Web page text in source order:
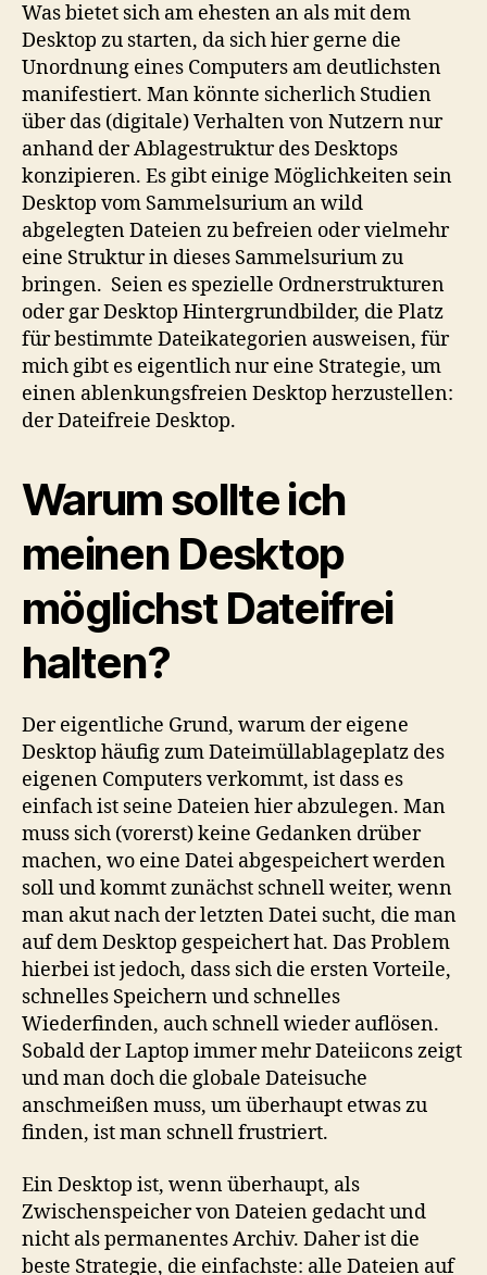
Was bietet sich am ehesten an als mit dem
Desktop zu starten, da sich hier gerne die
Unordnung eines Computers am deutlichsten
manifestiert. Man könnte sicherlich Studien
über das (digitale) Verhalten von Nutzern nur
anhand der Ablagestruktur des Desktops
konzipieren. Es gibt einige Möglichkeiten sein
Desktop vom Sammelsurium an wild
abgelegten Dateien zu befreien oder vielmehr
eine Struktur in dieses Sammelsurium zu
bringen. Seien es spezielle Ordnerstrukturen
oder gar Desktop Hintergrundbilder, die Platz
für bestimmte Dateikategorien ausweisen, für
mich gibt es eigentlich nur eine Strategie, um
einen ablenkungsfreien Desktop herzustellen:
der Dateifreie Desktop.
Warum sollte ich
meinen Desktop
möglichst Dateifrei
halten?
Der eigentliche Grund, warum der eigene
Desktop häufig zum Dateimüllablageplatz des
eigenen Computers verkommt, ist dass es
einfach ist seine Dateien hier abzulegen. Man
muss sich (vorerst) keine Gedanken drüber
machen, wo eine Datei abgespeichert werden
soll und kommt zunächst schnell weiter, wenn
man akut nach der letzten Datei sucht, die man
auf dem Desktop gespeichert hat. Das Problem
hierbei ist jedoch, dass sich die ersten Vorteile,
schnelles Speichern und schnelles
Wiederfinden, auch schnell wieder auflösen.
Sobald der Laptop immer mehr Dateiicons zeigt
und man doch die globale Dateisuche
anschmeißen muss, um überhaupt etwas zu
finden, ist man schnell frustriert.
Ein Desktop ist, wenn überhaupt, als
Zwischenspeicher von Dateien gedacht und
nicht als permanentes Archiv. Daher ist die
beste Strategie, die einfachste: alle Dateien auf